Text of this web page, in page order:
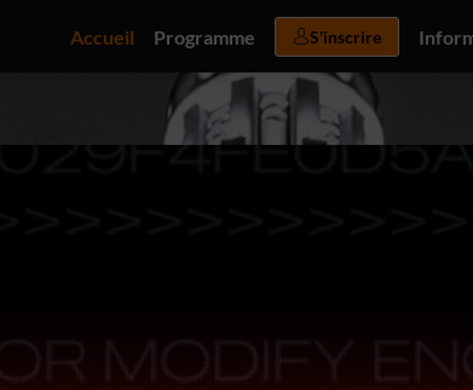
Accueil Programme S'inscrire